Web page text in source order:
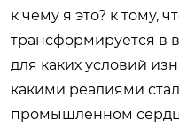
к чему я это? к тому,
трансформируется в
для каких условий
какими реалиями
промышленном